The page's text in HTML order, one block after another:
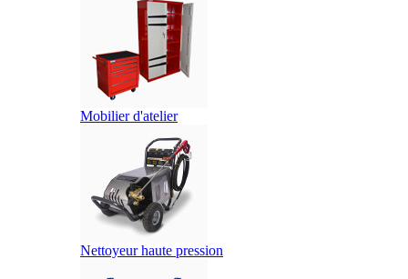
Mobilier d'atelier
Nettoyeur haute pression